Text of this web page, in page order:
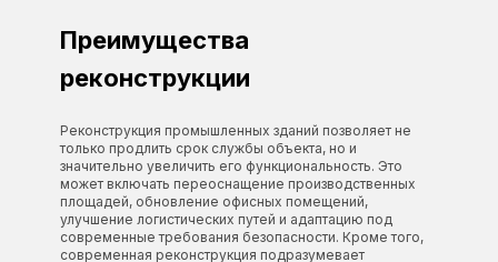
Реконструкция промышленных зданий позволяет не
только продлить срок службы объекта, но и
значительно увеличить его функциональность. Это
может включать переоснащение производственных
площадей, обновление офисных помещений,
улучшение логистических путей и адаптацию под
современные требования безопасности. Кроме того,
современная реконструкция подразумевает
Преимущества
реконструкции